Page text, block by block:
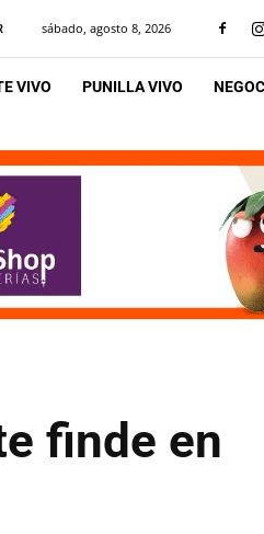
sábado, agosto 8, 2026
VIVO PUNILLA VIVO
finde en